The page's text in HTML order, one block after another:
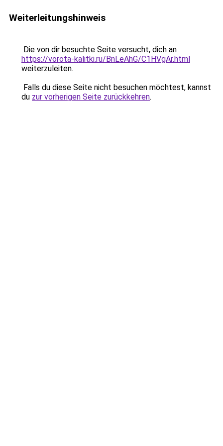
Weiterleitungshinweis
Die von dir besuchte Seite versucht, dich an
https://vorota-kalitki.ru/BnLeAhG/C1HVgAr.html
weiterzuleiten.
Falls du diese Seite nicht besuchen möchtest, kannst
du zur vorherigen Seite zurückkehren.